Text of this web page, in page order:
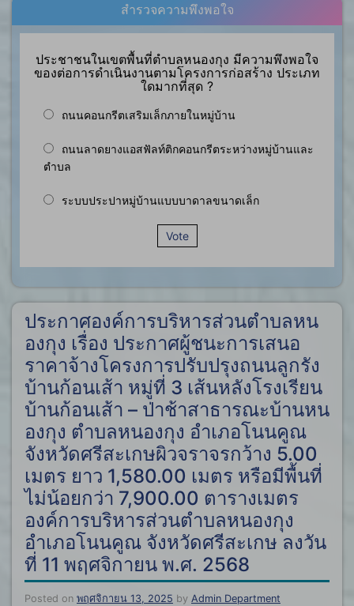
สำรวจความพึงพอใจ
ประชาชนในเขตพื้นที่ตำบลหนองกุง มีความพึงพอใจ
ของต่อการดำเนินงานตามโครงการก่อสร้าง ประเภท
ใดมากที่สุด ?
ถนนคอนกรีตเสริมเล็กภายในหมู่บ้าน
ถนนลาดยางแอสฟัลท์ติกคอนกรีตระหว่างหมู่บ้านและ
ตำบล
ระบบประปาหมู่บ้านแบบบาดาลขนาดเล็ก
Vote
ประกาศองค์การบริหารส่วนตำบลหน
องกุง เรื่อง ประกาศผู้ชนะการเสนอ
ราคาจ้างโครงการปรับปรุงถนนลูกรัง
บ้านก้อนเส้า หมู่ที่ 3 เส้นหลังโรงเรียน
บ้านก้อนเส้า – ป่าช้าสาธารณะบ้านหน
องกุง ตำบลหนองกุง อำเภอโนนคูณ
จังหวัดศรีสะเกษผิวจราจรกว้าง 5.00
เมตร ยาว 1,580.00 เมตร หรือมีพื้นที่
ไม่น้อยกว่า 7,900.00 ตารางเมตร
องค์การบริหารส่วนตำบลหนองกุง
อำเภอโนนคูณ จังหวัดศรีสะเกษ ลงวัน
ที่ 11 พฤศจิกายน พ.ศ. 2568
Posted on พฤศจิกายน 13, 2025 by Admin Department